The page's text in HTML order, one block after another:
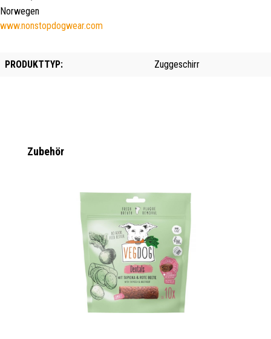
Norwegen
www.nonstopdogwear.com
PRODUKTTYP: Zuggeschirr
Produktgalerie überspringen
Zubehör